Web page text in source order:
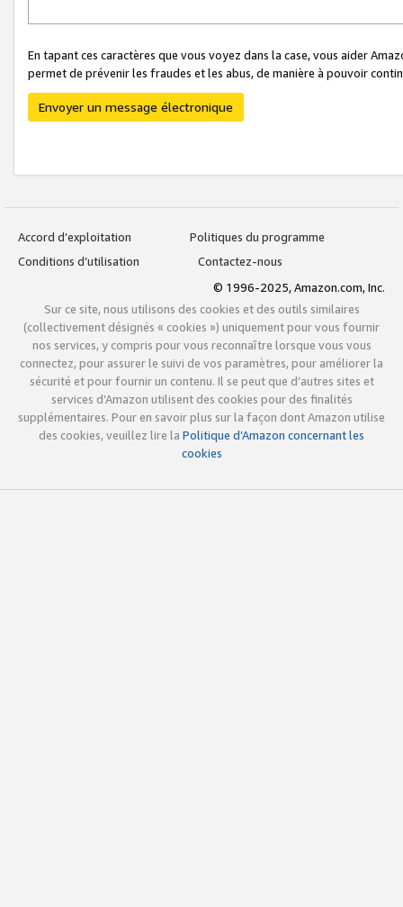
En tapant ces caractères que vous voyez dans la case, vous aider
permet de prévenir les fraudes et les abus, de manière à pouvoir
Envoyer un message électronique
Accord d’exploitation
Politiques du programme
Conditions d’utilisation
Contactez-nous
© 1996-2025, Amazon.com, Inc.
Sur ce site, nous utilisons des cookies et des outils similaires
(collectivement désignés « cookies ») uniquement pour vous fournir
nos services, y compris pour vous reconnaître lorsque vous vous
connectez, pour assurer le suivi de vos paramètres, pour améliorer la
sécurité et pour fournir un contenu. Il se peut que d’autres sites et
services d’Amazon utilisent des cookies pour des finalités
supplémentaires. Pour en savoir plus sur la façon dont Amazon utilise
des cookies, veuillez lire la Politique d’Amazon concernant les
cookies